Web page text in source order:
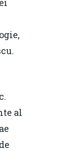
al